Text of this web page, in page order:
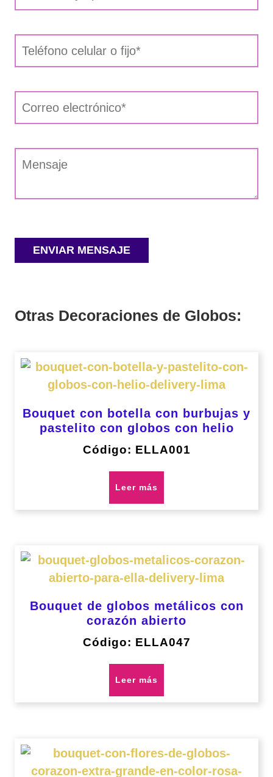
Otras Decoraciones de Globos:
Bouquet con botella con burbujas y
pastelito con globos con helio
Código: ELLA001
Leer más
Bouquet de globos metálicos con
corazón abierto
Código: ELLA047
Leer más